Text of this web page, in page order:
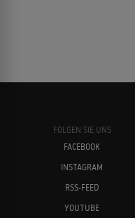
FOLGEN SIE UNS
FACEBOOK
INSTAGRAM
RSS-FEED
YOUTUBE